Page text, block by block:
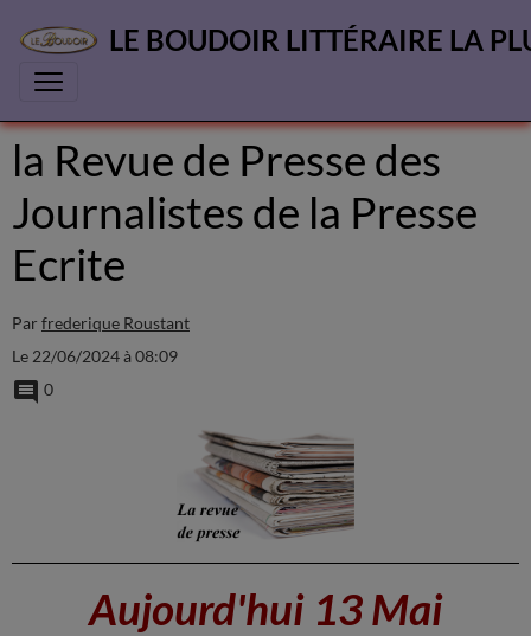
LE BOUDOIR LITTÉRAIRE LA
la Revue de Presse des
Journalistes de la Presse
Ecrite
Par frederique Roustant
Le 22/06/2024à 08:09
0
Aujourd'hui 13 Mai